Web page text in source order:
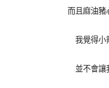
而且麻油豬
我覺得小
並不會讓